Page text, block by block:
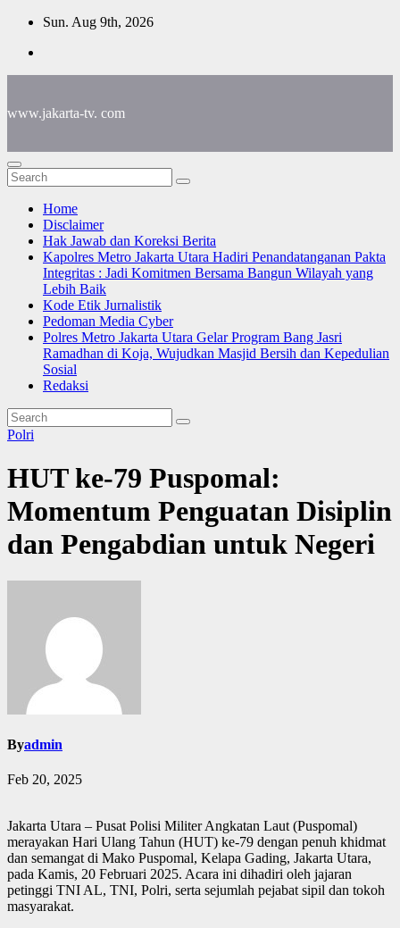
Skip
content
Sun. Aug 9th, 2026
www.jakarta-tv. com
Home
Disclaimer
Hak Jawab dan Koreksi Berita
Kapolres Metro Jakarta Utara Hadiri Penandatanganan Pakta
Integritas : Jadi Komitmen Bersama Bangun Wilayah yang
Lebih Baik
Kode Etik Jurnalistik
Pedoman Media Cyber
Polres Metro Jakarta Utara Gelar Program Bang Jasri
Ramadhan di Koja, Wujudkan Masjid Bersih dan Kepedulian
Sosial
Redaksi
Polri
HUT ke-79 Puspomal:
Momentum Penguatan Disiplin
dan Pengabdian untuk Negeri
Byadmin
Feb 20, 2025
Jakarta Utara – Pusat Polisi Militer Angkatan Laut (Puspomal)
merayakan Hari Ulang Tahun (HUT) ke-79 dengan penuh khidmat
dan semangat di Mako Puspomal, Kelapa Gading, Jakarta Utara,
pada Kamis, 20 Februari 2025. Acara ini dihadiri oleh jajaran
petinggi TNI AL, TNI, Polri, serta sejumlah pejabat sipil dan tokoh
masyarakat.